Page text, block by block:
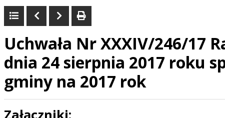
Uchwała Nr XXXIV/246/17
dnia 24 sierpnia 2017 roku
gminy na 2017 rok